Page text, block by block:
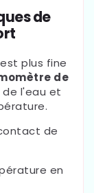
de
plus fine
de
l'eau et
de
en